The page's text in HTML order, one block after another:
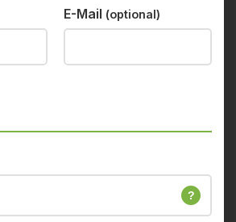
E-Mail (optional)
?